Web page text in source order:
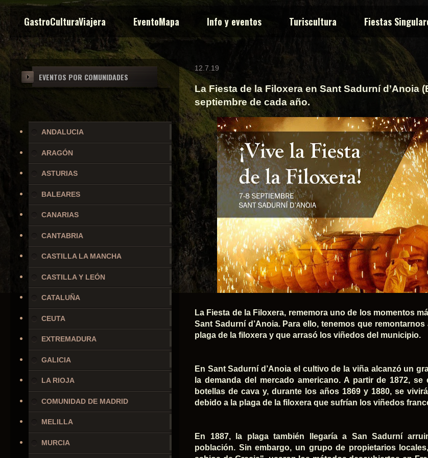
GastroCulturaViajera EventoMapa Info y eventos Turiscultura Fiestas
12.7.19
La Fiesta de la Filoxera en Sant Sadurní d’Anoia
septiembre de cada año.
La Fiesta de la Filoxera, rememora uno de los momentos
Sant Sadurní d’Anoia. Para ello, tenemos que
plaga de la filoxera y que arrasó los viñedos del municipio.
En Sant Sadurní d’Anoia el cultivo de la viña alcanzó un
la demanda del mercado americano. A partir de 1872,
botellas de cava y, durante los años 1869 y 1880, se
debido a la plaga de la filoxera que sufrían los viñedos
En 1887, la plaga también llegaría a San Sadurní
población. Sin embargo, un grupo de propietarios
EVENTOS POR COMUNIDADES
ANDALUCIA
ARAGÓN
ASTURIAS
BALEARES
CANARIAS
CANTABRIA
CASTILLA LA MANCHA
CASTILLA Y LEÓN
CATALUÑA
CEUTA
EXTREMADURA
GALICIA
LA RIOJA
COMUNIDAD DE MADRID
MELILLA
MURCIA